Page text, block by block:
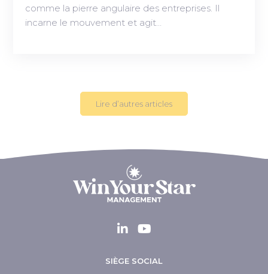
comme la pierre angulaire des entreprises. Il
incarne le mouvement et agit…
Lire d’autres articles
SIÈGE SOCIAL